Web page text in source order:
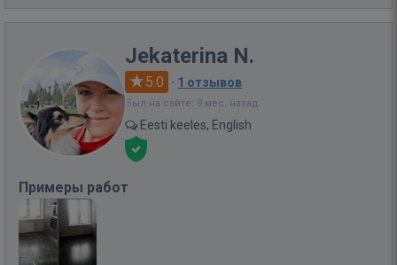
Jekaterina N.
5.0 · 1 отзывов
Был на сайте: 9 мес. назад
Eesti keeles, English
Примеры работ